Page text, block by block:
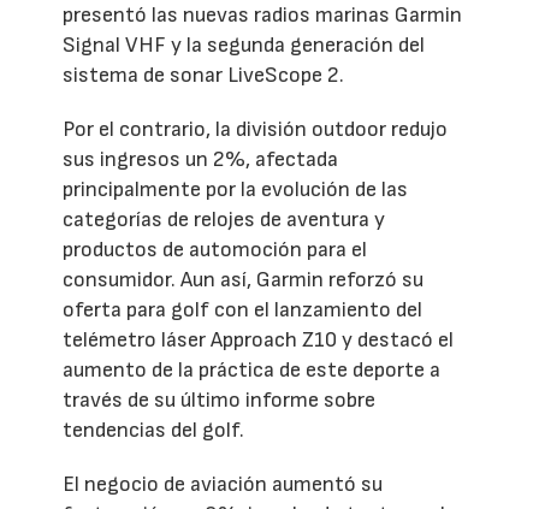
presentó las nuevas radios marinas Garmin
Signal VHF y la segunda generación del
sistema de sonar LiveScope 2.
Por el contrario, la división outdoor redujo
sus ingresos un 2%, afectada
principalmente por la evolución de las
categorías de relojes de aventura y
productos de automoción para el
consumidor. Aun así, Garmin reforzó su
oferta para golf con el lanzamiento del
telémetro láser Approach Z10 y destacó el
aumento de la práctica de este deporte a
través de su último informe sobre
tendencias del golf.
El negocio de aviación aumentó su